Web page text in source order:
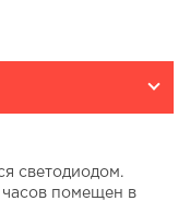
светодиодом.
часов помещен в